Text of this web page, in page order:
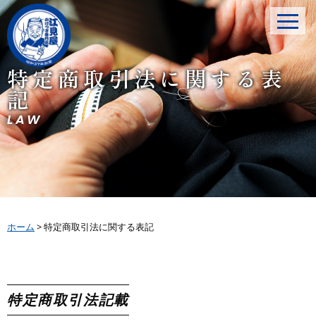
特定商取引法に関する表
記
LAW
ホーム >特定商取引法に関する表記
特定商取引法記載